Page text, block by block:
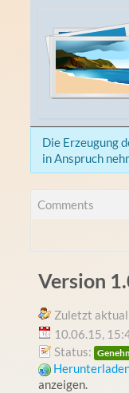
Die Erzeugung
in Anspruch
Comments
Version
Zuletzt
10.06.15,
Status:
anzeigen.